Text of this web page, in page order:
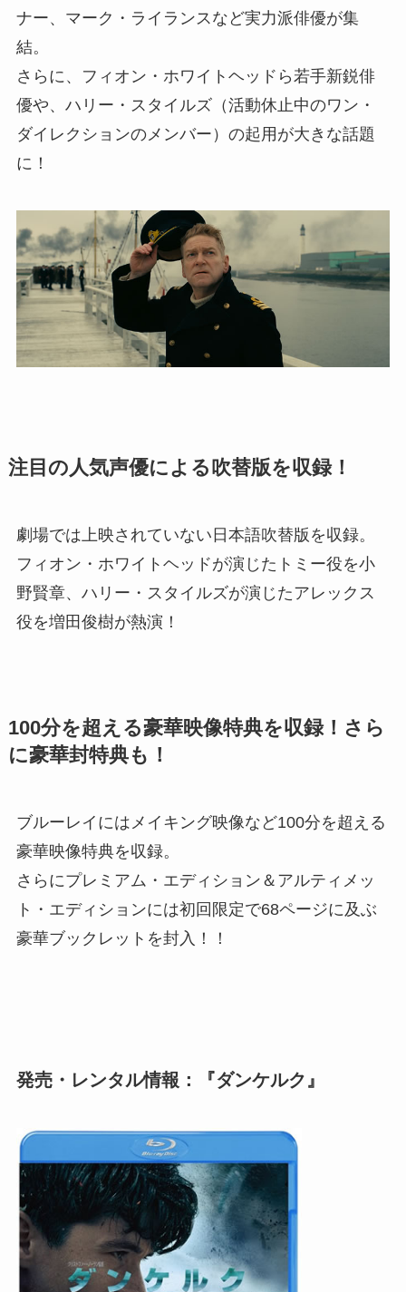
ナー、マーク・ライランスなど実力派俳優が集
結。
さらに、フィオン・ホワイトヘッドら若手新鋭俳
優や、ハリー・スタイルズ（活動休止中のワン・
ダイレクションのメンバー）の起用が大きな話題
に！
注目の人気声優による吹替版を収録！
劇場では上映されていない日本語吹替版を収録。
フィオン・ホワイトヘッドが演じたトミー役を小
野賢章、ハリー・スタイルズが演じたアレックス
役を増田俊樹が熱演！
100分を超える豪華映像特典を収録！さら
に豪華封特典も！
ブルーレイにはメイキング映像など100分を超える
豪華映像特典を収録。
さらにプレミアム・エディション＆アルティメッ
ト・エディションには初回限定で68ページに及ぶ
豪華ブックレットを封入！！
発売・レンタル情報：『ダンケルク』